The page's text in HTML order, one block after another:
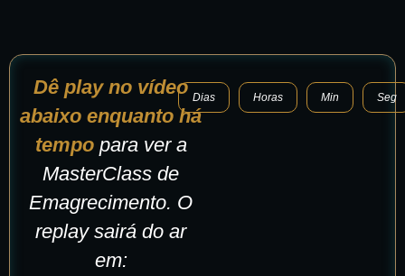
Dê play no vídeo
abaixo enquanto há
tempopara ver a
MasterClass de
Emagrecimento. O
replay sairá do ar
em:
Dias Horas Min Seg